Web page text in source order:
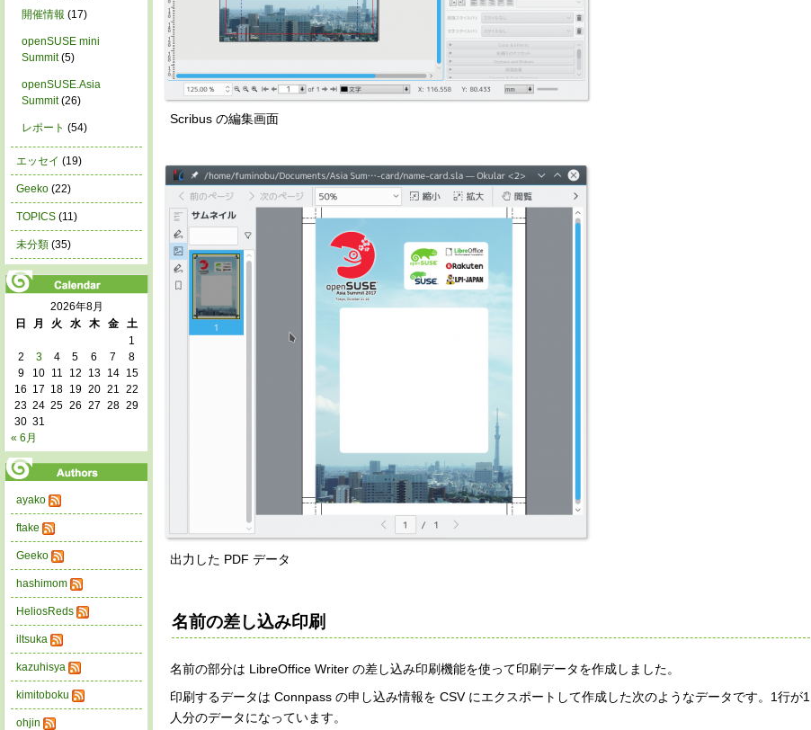
Scribus の編集画面
出力した PDF データ
名前の差し込み印刷
名前の部分は LibreOffice Writer の差し込み印刷機能を使って印刷データを作成しました。
印刷するデータは Connpass の申し込み情報を CSV にエクスポートして作成した次のようなデータです。1行が1
人分のデータになっています。
開催情報 (17)
openSUSE mini
Summit(5)
openSUSE.Asia
Summit(26)
レポート (54)
エッセイ (19)
Geeko (22)
TOPICS (11)
未分類 (35)
2026年8月
日
月 火 水 木 金
土
1
2
3 4 5 6 7
8
9
10 11 12 13 14
15
16 17 18 19 20 21 22
23 24 25 26 27 28 29
30 31
« 6月
ayako
ftake
Geeko
hashimom
HeliosReds
iltsuka
kazuhisya
kimitoboku
ohjin